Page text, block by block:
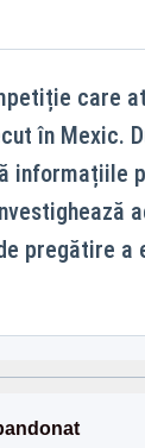
care
în Mexic.
informațiile
pregătire a